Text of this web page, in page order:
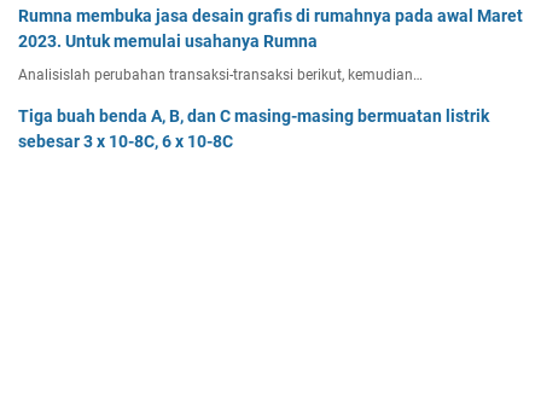
Rumna membuka jasa desain grafis di rumahnya pada awal Maret
2023. Untuk memulai usahanya Rumna
Analisislah perubahan transaksi-transaksi berikut, kemudian…
Tiga buah benda A, B, dan C masing-masing bermuatan listrik
sebesar 3 x 10-8C, 6 x 10-8C